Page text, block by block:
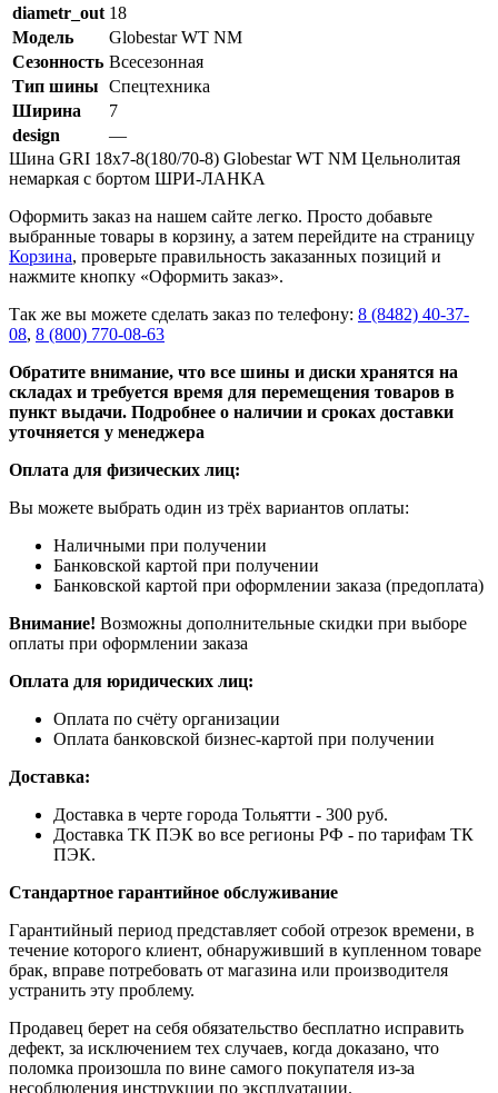
diametr_out 18
Модель
Globestar WT NM
Сезонность Всесезонная
Тип шины Спецтехника
Ширина
7
design
—
Шина GRI 18x7-8(180/70-8) Globestar WT NM Цельнолитая
немаркая с бортом ШРИ-ЛАНКА
Оформить заказ на нашем сайте легко. Просто добавьте
выбранные товары в корзину, а затем перейдите на страницу
Корзина, проверьте правильность заказанных позиций и
нажмите кнопку «Оформить заказ».
Так же вы можете сделать заказ по телефону: 8 (8482) 40-37-
08, 8 (800) 770-08-63
Обратите внимание, что все шины и диски хранятся на
складах и требуется время для перемещения товаров в
пункт выдачи. Подробнее о наличии и сроках доставки
уточняется у менеджера
Оплата для физических лиц:
Вы можете выбрать один из трёх вариантов оплаты:
Наличными при получении
Банковской картой при получении
Банковской картой при оформлении заказа (предоплата)
Внимание! Возможны дополнительные скидки при выборе
оплаты при оформлении заказа
Оплата для юридических лиц:
Оплата по счёту организации
Оплата банковской бизнес-картой при получении
Доставка:
Доставка в черте города Тольятти - 300 руб.
Доставка ТК ПЭК во все регионы РФ - по тарифам ТК
ПЭК.
Стандартное гарантийное обслуживание
Гарантийный период представляет собой отрезок времени, в
течение которого клиент, обнаруживший в купленном товаре
брак, вправе потребовать от магазина или производителя
устранить эту проблему.
Продавец берет на себя обязательство бесплатно исправить
дефект, за исключением тех случаев, когда доказано, что
поломка произошла по вине самого покупателя из-за
несоблюдения инструкции по эксплуатации.